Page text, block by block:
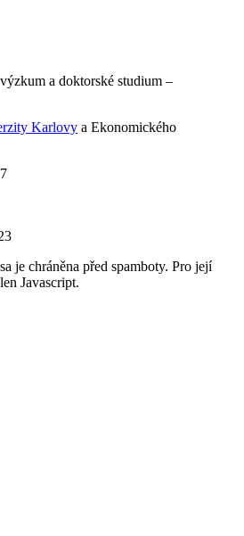
a doktorské studium –
Karlovy a Ekonomického
je chráněna před spamboty. Pro její
Javascript.